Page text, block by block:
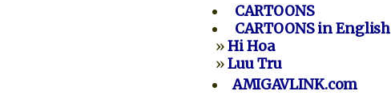
CARTOONS
CARTOONS in English
»Hi Hoa
»Luu Tru
AMIGAVLINK.com